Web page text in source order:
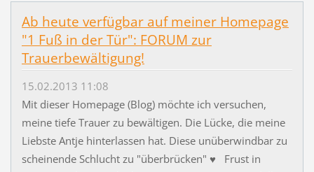
Ab heute verfügbar auf meiner Homepage
"1 Fuß in der Tür": FORUM zur
Trauerbewältigung!
15.02.2013 11:08
Mit dieser Homepage (Blog) möchte ich versuchen,
meine tiefe Trauer zu bewältigen. Die Lücke, die meine
Liebste Antje hinterlassen hat. Diese unüberwindbar zu
scheinende Schlucht zu "überbrücken" ♥ Frust in